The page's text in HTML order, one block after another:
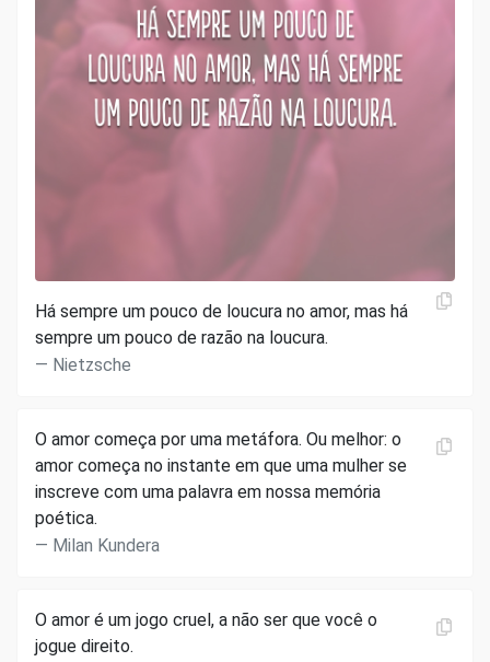
Há sempre um pouco de loucura no amor, mas há
sempre um pouco de razão na loucura.
Nietzsche
O amor começa por uma metáfora. Ou melhor: o
amor começa no instante em que uma mulher se
inscreve com uma palavra em nossa memória
poética.
Milan Kundera
O amor é um jogo cruel, a não ser que você o
jogue direito.